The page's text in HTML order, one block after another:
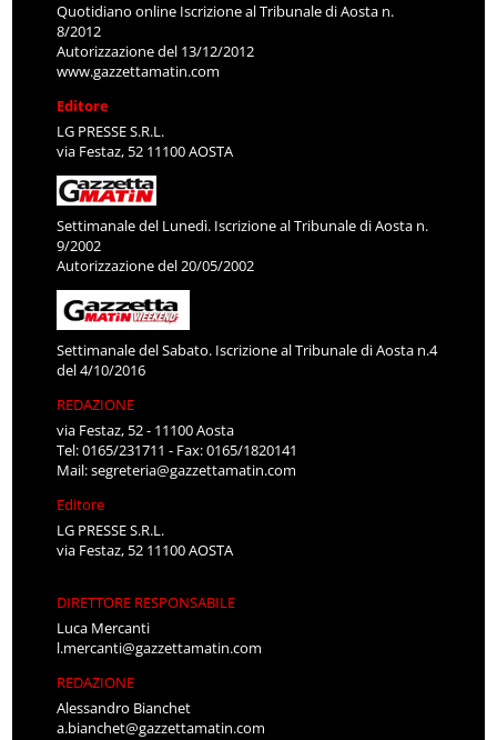
Quotidiano online Iscrizione al Tribunale di Aosta n.
8/2012
Autorizzazione del 13/12/2012
www.gazzettamatin.com
Editore
LG PRESSE S.R.L.
via Festaz, 52 11100 AOSTA
Settimanale del Lunedì. Iscrizione al Tribunale di Aosta n.
9/2002
Autorizzazione del 20/05/2002
Settimanale del Sabato. Iscrizione al Tribunale di Aosta n.4
del 4/10/2016
REDAZIONE
via Festaz, 52 - 11100 Aosta
Tel: 0165/231711 - Fax: 0165/1820141
Mail:segreteria@gazzettamatin.com
Editore
LG PRESSE S.R.L.
via Festaz, 52 11100 AOSTA
DIRETTORE RESPONSABILE
Luca Mercanti
l.mercanti@gazzettamatin.com
REDAZIONE
Alessandro Bianchet
a.bianchet@gazzettamatin.com